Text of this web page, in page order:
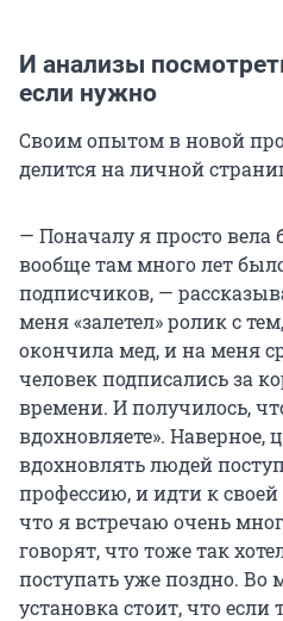
И анализы
если нужно
Своим опытом в новой
делится на личной
— Поначалу я просто вела
вообще там много лет
подписчиков, —
меня «залетел» ролик с
окончила мед, и на меня
человек подписались за
времени. И получилось,
вдохновляете». Наверное,
вдохновлять людей
профессию, и идти к
что я встречаю очень
говорят, что тоже так
поступать уже поздно. Во
установка стоит, что если